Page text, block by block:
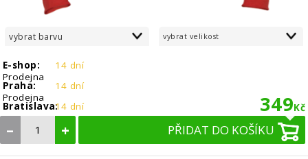
vybrat barvu vybrat velikost
E-shop:
14 dní
Prodejna
Praha:
14 dní
Prodejna
Bratislava:14 dní 349Kč
– + PŘIDAT DO KOŠÍKU